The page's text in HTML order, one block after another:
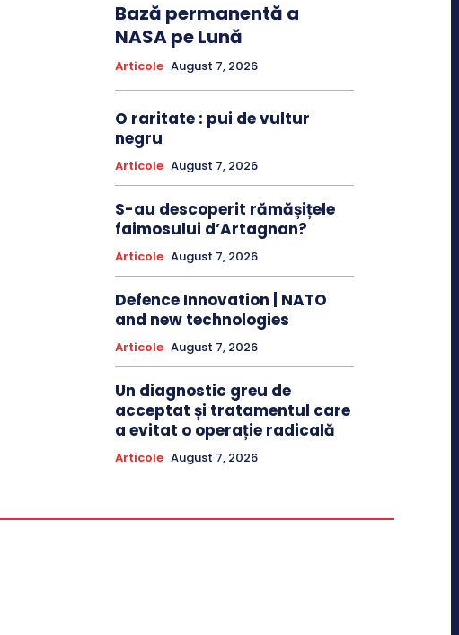
Bază permanentă a
NASA pe Lună
Articole August 7, 2026
O raritate : pui de vultur
negru
Articole August 7, 2026
S-au descoperit rămășițele
faimosului d’Artagnan?
Articole August 7, 2026
Defence Innovation | NATO
and new technologies
Articole August 7, 2026
Un diagnostic greu de
acceptat și tratamentul care
a evitat o operație radicală
Articole August 7, 2026